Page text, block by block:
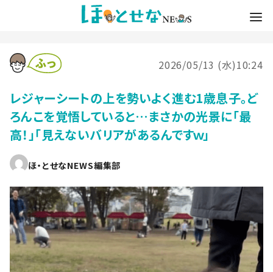
2026/05/13 (水)10:24
レジャーシートの上を勢いよく進む1歳息子。ど
ろんこを覚悟していると…まさかの光景に「最
高！」「見えないバリアがあるんですｗ」
ほ・とせなNEWS編集部